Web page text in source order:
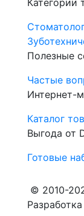
Категории
Полезные
Частые
Интернет-
Каталог
Выгода от
Готовые
© 2010-